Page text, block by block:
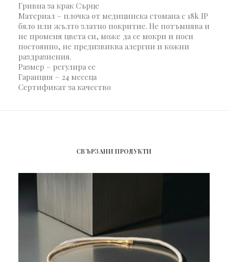
Гривна за крак Сърце
Материал – плочка от медицинска стомана с 18k IP
бяло или жълто златно покритие. Не потъмнява и
не променя цвета си, може да се мокри и носи
постоянно, не предизвиква алергии и кожни
раздразнения.
Размер – регулира се
Гаранция – 24 месеца
Сертификат за качество
СВЪРЗАНИ ПРОДУКТИ